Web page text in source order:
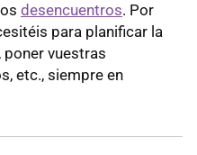
desencuentros. Por
para planificar la
poner vuestras
etc., siempre en